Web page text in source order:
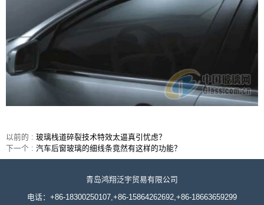
以前的 : 玻璃栈道碎裂技术特效太逼真引忧虑？
下一个 : 汽车后窗玻璃的细线条竟然有这样的功能？
青岛鸿翔泛宇贸易有限公司
电话：+86-18300250107,+86-15864262692,+86-18663659299